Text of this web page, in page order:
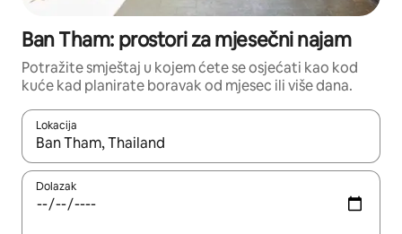
Ban Tham: prostori za mjesečni najam
Potražite smještaj u kojem ćete se osjećati kao kod
kuće kad planirate boravak od mjesec ili više dana.
Lokacija
Kada budu dostupni rezultati, moći ćete ih pregledati
Dolazak